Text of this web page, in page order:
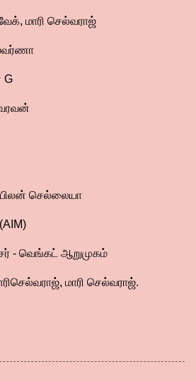
மாரி செல்வராஜ்
G
செல்லையா
- வெங்கட் ஆறுமுகம்
மாரி செல்வராஜ்.